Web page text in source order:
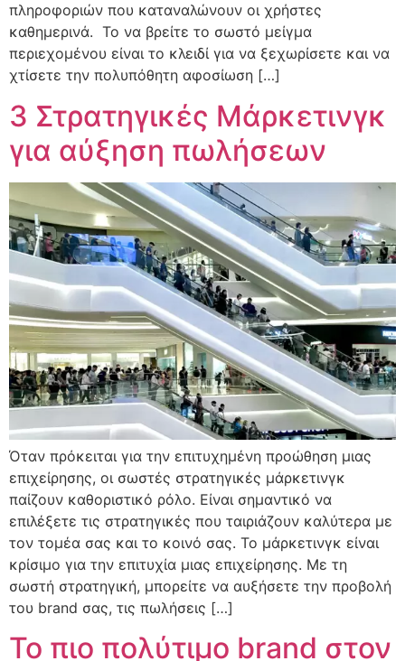
πληροφοριών που καταναλώνουν οι χρήστες
καθημερινά. Το να βρείτε το σωστό μείγμα
περιεχομένου είναι το κλειδί για να ξεχωρίσετε και να
χτίσετε την πολυπόθητη αφοσίωση […]
3 Στρατηγικές Μάρκετινγκ
για αύξηση πωλήσεων
Όταν πρόκειται για την επιτυχημένη προώθηση μιας
επιχείρησης, οι σωστές στρατηγικές μάρκετινγκ
παίζουν καθοριστικό ρόλο. Είναι σημαντικό να
επιλέξετε τις στρατηγικές που ταιριάζουν καλύτερα με
τον τομέα σας και το κοινό σας. Το μάρκετινγκ είναι
κρίσιμο για την επιτυχία μιας επιχείρησης. Με τη
σωστή στρατηγική, μπορείτε να αυξήσετε την προβολή
του brand σας, τις πωλήσεις […]
Το πιο πολύτιμο brand στον